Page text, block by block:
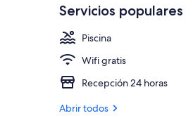
Servicios populares
Piscina
Wifi gratis
Recepción 24 horas
Abrir todos